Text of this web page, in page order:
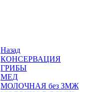
Назад
КОНСЕРВАЦИЯ
ГРИБЫ
МЕД
МОЛОЧНАЯ без ЗМЖ